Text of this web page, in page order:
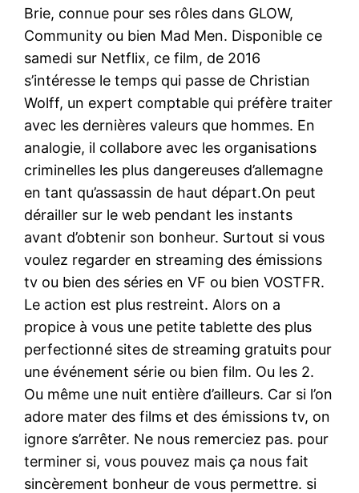
Brie, connue pour ses rôles dans GLOW,
Community ou bien Mad Men. Disponible ce
samedi sur Netflix, ce film, de 2016
s’intéresse le temps qui passe de Christian
Wolff, un expert comptable qui préfère traiter
avec les dernières valeurs que hommes. En
analogie, il collabore avec les organisations
criminelles les plus dangereuses d’allemagne
en tant qu’assassin de haut départ.On peut
dérailler sur le web pendant les instants
avant d’obtenir son bonheur. Surtout si vous
voulez regarder en streaming des émissions
tv ou bien des séries en VF ou bien VOSTFR.
Le action est plus restreint. Alors on a
propice à vous une petite tablette des plus
perfectionné sites de streaming gratuits pour
une événement série ou bien film. Ou les 2.
Ou même une nuit entière d’ailleurs. Car si l’on
adore mater des films et des émissions tv, on
ignore s’arrêter. Ne nous remerciez pas. pour
terminer si, vous pouvez mais ça nous fait
sincèrement bonheur de vous permettre. si